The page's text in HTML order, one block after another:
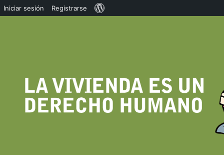
Iniciar sesión Registrarse